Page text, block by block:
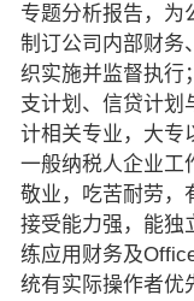
专题分析报告，为
制订公司内部财务
织实施并监督执行
支计划、信贷计划
计相关专业，大专
一般纳税人企业工
敬业，吃苦耐劳，
接受能力强，能独
练应用财务及
统有实际操作者优